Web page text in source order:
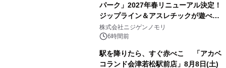
パーク」2027年春リニューアル決定！
ジップライン＆アスレチックが遊べる
のは今年が最後！ 「ラスト！ドキがム
ネムネ～大作戦！」始動
株式会社ニジゲンノモリ
6時間前
駅を降りたら、すぐ赤べこ 「アカベ
コランド会津若松駅前店」8月8日(土)